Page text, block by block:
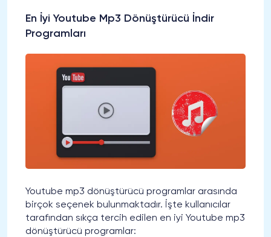
En İyi Youtube Mp3 Dönüştürücü İndir
Programları
Youtube mp3 dönüştürücü programlar arasında
birçok seçenek bulunmaktadır. İşte kullanıcılar
tarafından sıkça tercih edilen en iyi Youtube mp3
dönüştürücü programlar: